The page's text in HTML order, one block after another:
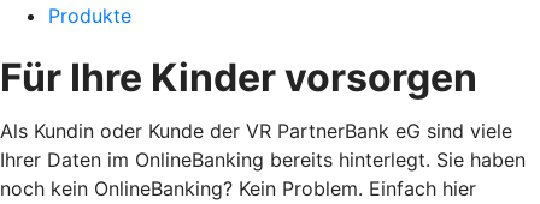
Produkte
Für Ihre Kinder vorsorgen
Als Kundin oder Kunde der VR PartnerBank eG sind viele
Ihrer Daten im OnlineBanking bereits hinterlegt. Sie haben
noch kein OnlineBanking? Kein Problem. Einfach hier